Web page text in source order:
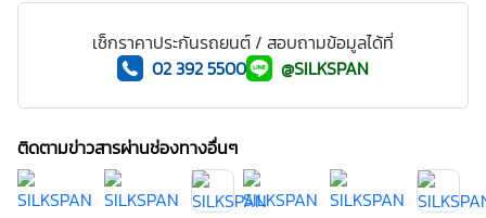
เช็กราคาประกันรถยนต์ / สอบถามข้อมูลได้ที่
02 392 5500
@SILKSPAN
ติดตามข่าวสารผ่านช่องทางอื่นๆ